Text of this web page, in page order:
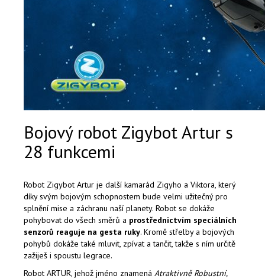
Bojový robot Zigybot Artur s
28 funkcemi
Robot Zigybot Artur je další kamarád Zigyho a Viktora, který
díky svým bojovým schopnostem bude velmi užitečný pro
splnění mise a záchranu naší planety. Robot se dokáže
pohybovat do všech směrů a prostřednictvím speciálních
senzorů reaguje na gesta ruky. Kromě střelby a bojových
pohybů dokáže také mluvit, zpívat a tančit, takže s ním určitě
zažiješ i spoustu legrace.
Robot ARTUR, jehož jméno znamená Atraktivně Robustní,